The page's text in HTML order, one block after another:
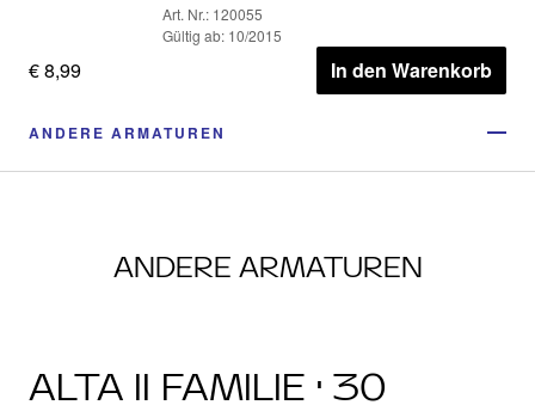
Art. Nr.: 120055
Gültig ab: 10/2015
€ 8,99 In den Warenkorb
ANDERE ARMATUREN
ANDERE ARMATUREN
ALTA II FAMILIE · 30